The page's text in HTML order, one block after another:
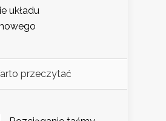
układu
przeczytać